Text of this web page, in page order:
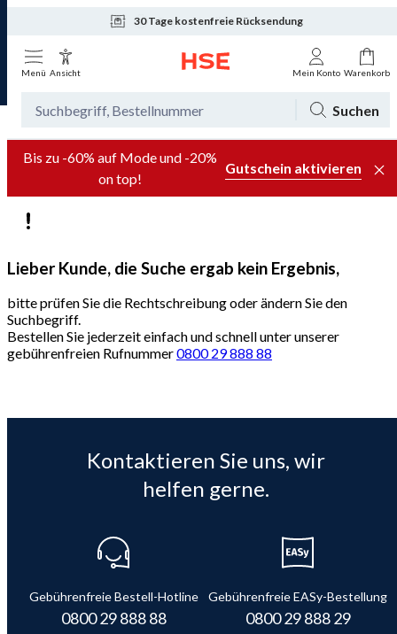
30 Tage kostenfreie Rücksendung
Tagesaktuelle Angebote
Menü Ansicht Mein Konto Warenkorb
Suchen
Bis zu -60% auf Mode und -20%
on top!
Gutschein aktivieren
Lieber Kunde, die Suche ergab kein Ergebnis,
bitte prüfen Sie die Rechtschreibung oder ändern Sie den
Suchbegriff.
Bestellen Sie jederzeit einfach und schnell unter unserer
gebührenfreien Rufnummer0800 29 888 88
Kontaktieren Sie uns, wir
helfen gerne.
Gebührenfreie Bestell-Hotline
0800 29 888 88
Gebührenfreie EASy-Bestellung
0800 29 888 29